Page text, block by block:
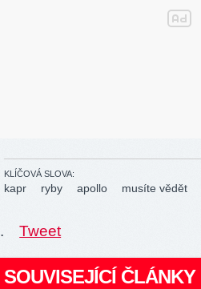
KLÍČOVÁ SLOVA:
kapr ryby apollo musíte vědět
. Tweet
SOUVISEJÍCÍ ČLÁNKY